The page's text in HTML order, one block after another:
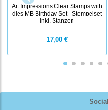
Art Impressions Clear Stamps with
dies MB Birthday Set - Stempelset
inkl. Stanzen
17,00 €